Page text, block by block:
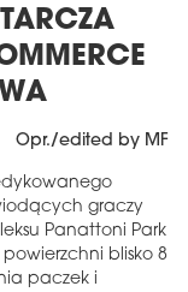
Opr./edited by MF
graczy
Panattoni Park
powierzchni blisko 8
paczek i